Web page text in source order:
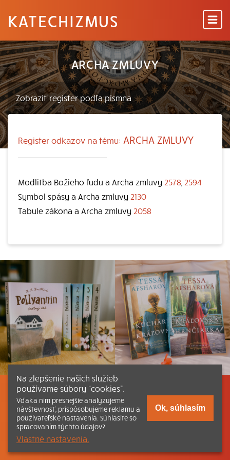
KATECHIZMUS
ARCHA ZMLUVY
Register odkazov na tému: ARCHA ZMLUVY
Modlitba Božieho ľudu a Archa zmluvy 2578 2594
Symbol spásy a Archa zmluvy 2130
Tabule zákona a Archa zmluvy 2058
Listovať Obsah Dokumenty a články
Kontakt Tlačená verzia Katechizmu
© 2026 katechizmus.sk |
funguje aj vďaka kresťanskému kníhkupectvu
Na zlepšenie našich služieb
používame súbory “cookies”.
Vďaka nim presnejšie analyzujeme
návštevnosť, prispôsobujeme reklamu a
používateľské nastavenia. Súhlasíte so
spracovaním týchto údajov?
Vlastné nastavenia.
Ok, súhlasím